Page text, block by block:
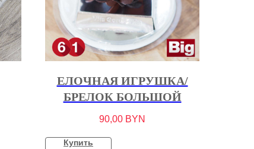
ЕЛОЧНАЯ ИГРУШКА/
БРЕЛОК БОЛЬШОЙ
90,00 BYN
Купить